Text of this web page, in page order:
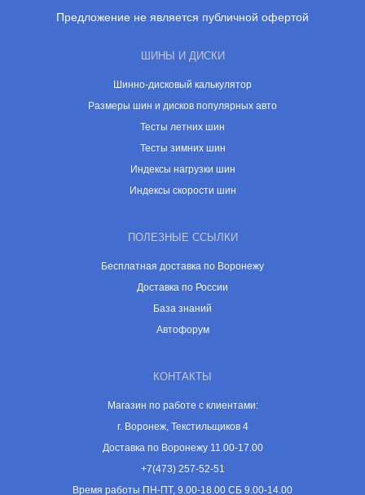
Предложение не является публичной офертой
ШИНЫ И ДИСКИ
Шинно-дисковый калькулятор
Размеры шин и дисков популярных авто
Тесты летних шин
Тесты зимних шин
Индексы нагрузки шин
Индексы скорости шин
ПОЛЕЗНЫЕ ССЫЛКИ
Бесплатная доставка по Воронежу
Доставка по России
База знаний
Автофорум
КОНТАКТЫ
Магазин по работе с клиентами:
г. Воронеж, Текстильщиков 4
Доставка по Воронежу 11.00-17.00
+7(473) 257-52-51
Время работы ПН-ПТ, 9.00-18.00 СБ 9.00-14.00